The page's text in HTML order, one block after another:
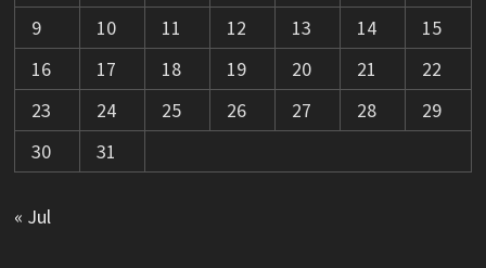
9
10 11 12 13 14
15
16
17 18 19 20 21
22
23
24 25 26 27 28
29
30
31
« Jul